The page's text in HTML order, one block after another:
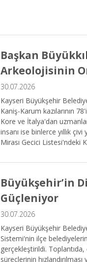
Başkan
Arkeolojisinin
30.07.2026
Kayseri Büyükşehir
Kaniş-Karum kazılarının
Kore ve İtalya'dan
insanı ise binlerce yıllık
Mirası Geçici Listesi'ndeki
Büyükşehir’in
Güçleniyor
30.07.2026
Kayseri Büyükşehir
Sistemi'nin ilçe
gerçekleştirildi.
süreçlerinin